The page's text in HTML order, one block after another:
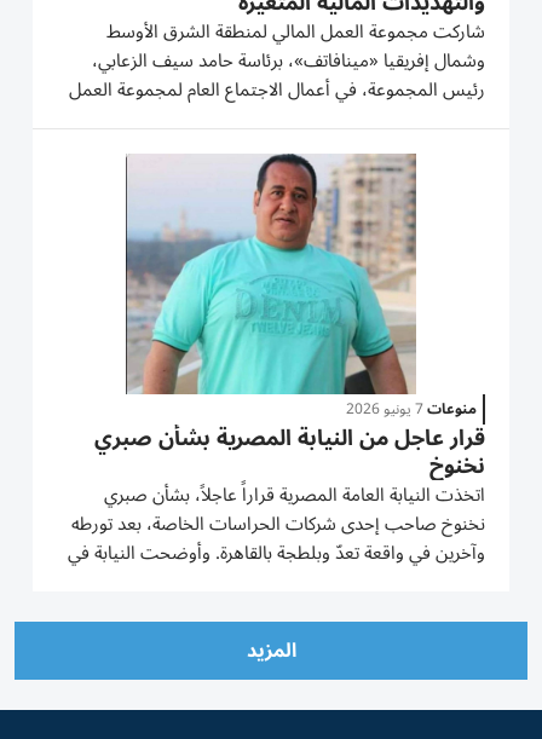
شاركت مجموعة العمل المالي لمنطقة الشرق الأوسط
وشمال إفريقيا «مينافاتف»، برئاسة حامد سيف الزعابي،
رئيس المجموعة، في أعمال الاجتماع العام لمجموعة العمل
المالي «فاتف» المنعقد في العاصمة الفرنسية باريس،
وتضمنت المشاركة حضور الاجتماع الأول للمجموعة
الإستراتيجية العالمية،...
منوعات7 يونيو 2026
قرار عاجل من النيابة المصرية بشأن صبري
نخنوخ
اتخذت النيابة العامة المصرية قراراً عاجلاً، بشأن صبري
نخنوخ صاحب إحدى شركات الحراسات الخاصة، بعد تورطه
وآخرين في واقعة تعدّ وبلطجة بالقاهرة. وأوضحت النيابة في
المزيد